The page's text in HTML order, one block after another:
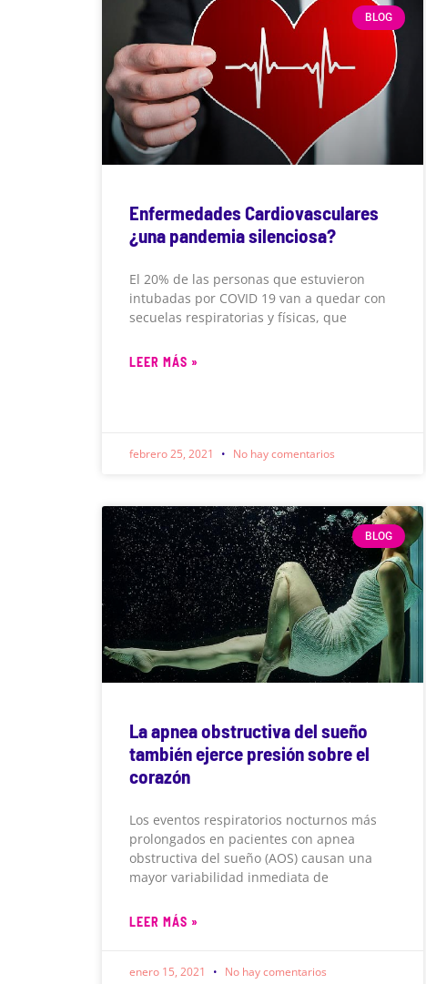
BLOG
Enfermedades Cardiovasculares
¿una pandemia silenciosa?
El 20% de las personas que estuvieron
intubadas por COVID 19 van a quedar con
secuelas respiratorias y físicas, que
LEER MÁS »
febrero 25, 2021 No hay comentarios
BLOG
La apnea obstructiva del sueño
también ejerce presión sobre el
corazón
Los eventos respiratorios nocturnos más
prolongados en pacientes con apnea
obstructiva del sueño (AOS) causan una
mayor variabilidad inmediata de
LEER MÁS »
enero 15, 2021 No hay comentarios